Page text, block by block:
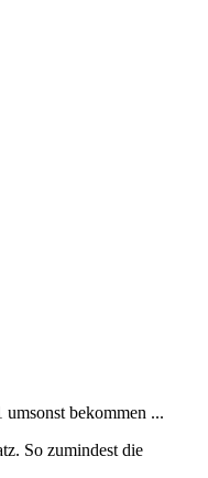
bekommen ...
So zumindest die